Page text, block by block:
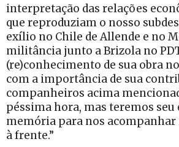
interpretação das relações
que reproduziam o nosso
exílio no Chile de Allende e no
militância junto a Brizola no
(re)conhecimento de sua obra
com a importância de sua
companheiros acima
péssima hora, mas teremos seu
memória para nos acompanhar
à frente.”